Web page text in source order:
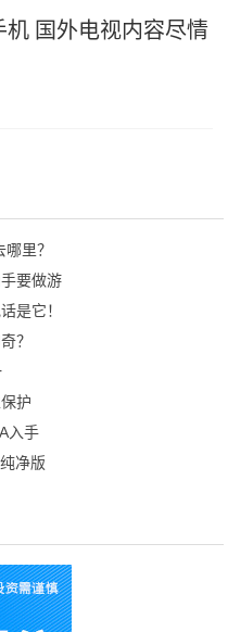
机 国外电视内容尽情
里？
要做游
是它！
？
护
入手
净版